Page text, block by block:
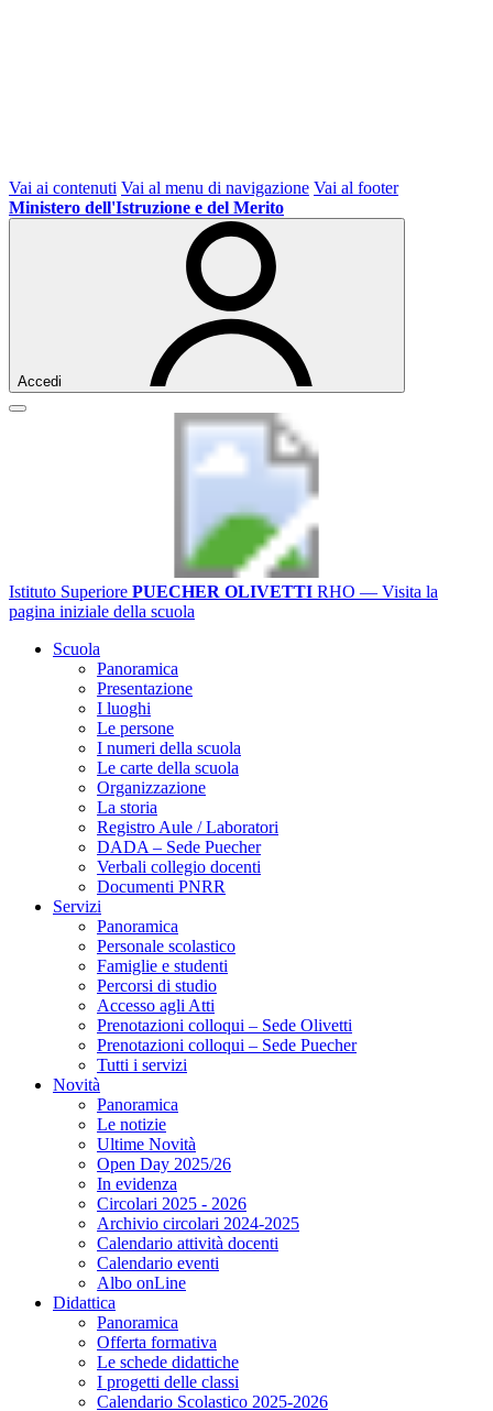
Vai ai contenuti Vai al menu di navigazione Vai al footer
Ministero dell'Istruzione e del Merito
Accedi
Istituto Superiore PUECHER OLIVETTI RHO — Visita la
pagina iniziale della scuola
Scuola
Panoramica
Presentazione
I luoghi
Le persone
I numeri della scuola
Le carte della scuola
Organizzazione
La storia
Registro Aule / Laboratori
DADA – Sede Puecher
Verbali collegio docenti
Documenti PNRR
Servizi
Panoramica
Personale scolastico
Famiglie e studenti
Percorsi di studio
Accesso agli Atti
Prenotazioni colloqui – Sede Olivetti
Prenotazioni colloqui – Sede Puecher
Tutti i servizi
Novità
Panoramica
Le notizie
Ultime Novità
Open Day 2025/26
In evidenza
Circolari 2025 - 2026
Archivio circolari 2024-2025
Calendario attività docenti
Calendario eventi
Albo onLine
Didattica
Panoramica
Offerta formativa
Le schede didattiche
I progetti delle classi
Calendario Scolastico 2025-2026